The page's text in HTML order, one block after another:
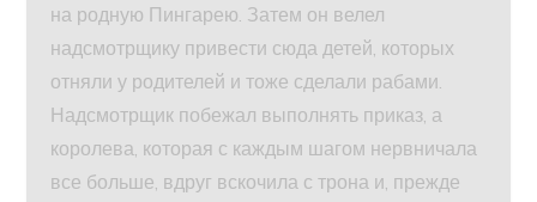
на родную Пингарею. Затем он велел
надсмотрщику привести сюда детей, которых
отняли у родителей и тоже сделали рабами.
Надсмотрщик побежал выполнять приказ, а
королева, которая с каждым шагом нервничала
все больше, вдруг вскочила с трона и, прежде